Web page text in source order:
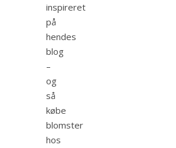
inspireret
på
hendes
blog
–
og
så
købe
blomster
hos